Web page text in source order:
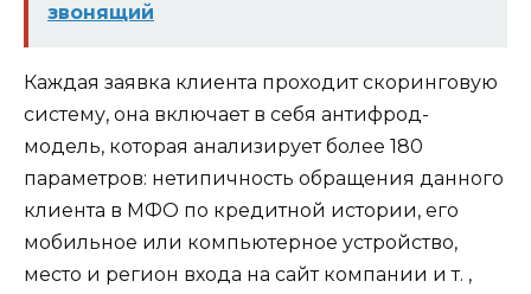
звонящий
Каждая заявка клиента проходит скоринговую
систему, она включает в себя антифрод-
модель, которая анализирует более 180
параметров: нетипичность обращения данного
клиента в МФО по кредитной истории, его
мобильное или компьютерное устройство,
место и регион входа на сайт компании и т. ,